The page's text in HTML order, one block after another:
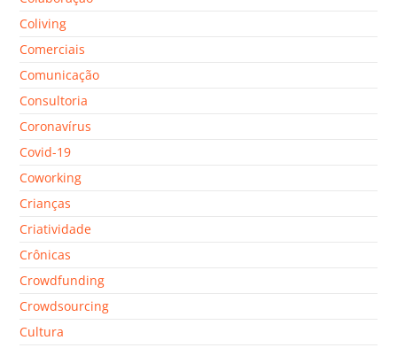
Coliving
Comerciais
Comunicação
Consultoria
Coronavírus
Covid-19
Coworking
Crianças
Criatividade
Crônicas
Crowdfunding
Crowdsourcing
Cultura